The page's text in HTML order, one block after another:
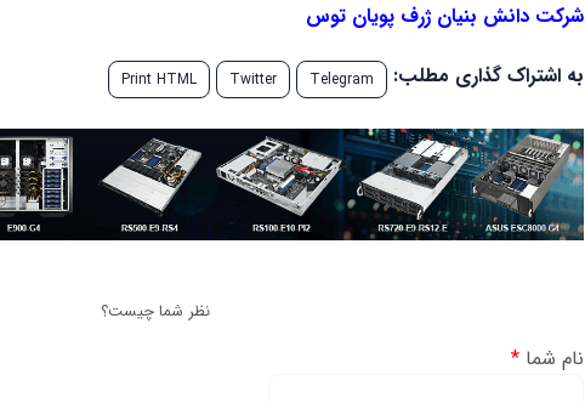
شرکت دانش بنیان ژرف پویان توس
به اشتراک گذاری مطلب:
Telegram
Twitter
Print HTML
نظر شما چیست؟
نام شما *